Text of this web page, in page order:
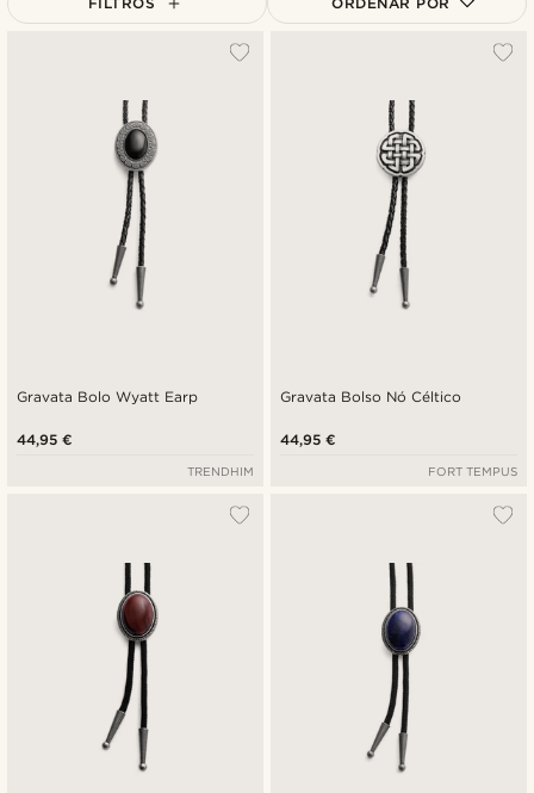
Preço mais baixo
Preço mais alto
Gravata Bolo Wyatt Earp
44,95 €
TRENDHIM
Gravata Bolso Nó Céltico
44,95 €
FORT TEMPUS